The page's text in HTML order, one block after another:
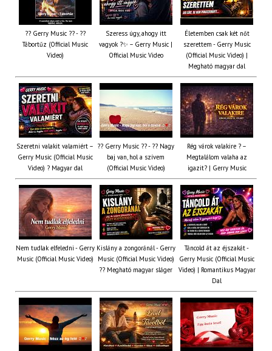
?? Gerry Music ?? - ??
Tábortűz (Official Music
Video)
Szeress úgy, ahogy itt
vagyok ?✨ – Gerry Music |
Official Music Video
Életemben csak két nőt
szerettem - Gerry Music
(Official Music Video) |
Megható magyar dal
Szeretni valakit valamiért –
Gerry Music (Official Music
Video) ? Magyar dal
?? Gerry Music ?? - ?? Nagy
baj van, hol a szívem
(Official Music Video)
Rég várok valakire ? –
Megtalálom valaha az
igazit? | Gerry Music
Nem tudlak elfeledni - Gerry
Music (Official Music Video)
Kislány a zongoránál - Gerry
Music (Official Music Video)
?? Megható magyar sláger
Táncold át az éjszakát -
Gerry Music (Official Music
Video) | Romantikus Magyar
Dal